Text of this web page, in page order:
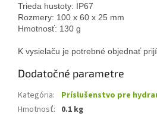
Trieda hustoty: IP67
Rozmery: 100 x 60 x 25 mm
Hmotnosť: 130 g
K vysielaču je potrebné objednať
Dodatočné parametre
Kategória:
Príslušenstvo pre
Hmotnosť: 0.1 kg